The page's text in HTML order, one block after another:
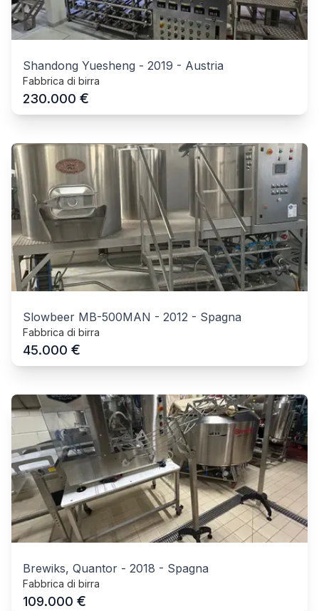
Shandong Yuesheng - 2019 - Austria
Fabbrica di birra
230.000 €
Slowbeer MB-500MAN - 2012 - Spagna
Fabbrica di birra
45.000 €
Brewiks, Quantor - 2018 - Spagna
Fabbrica di birra
109.000 €